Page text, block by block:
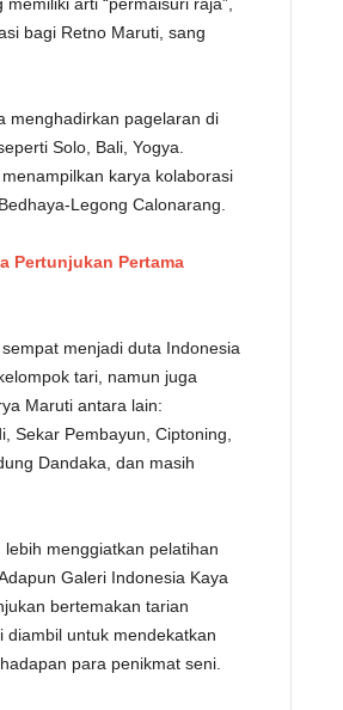
bagi Retno Maruti, sang
menghadirkan pagelaran di
Solo, Bali, Yogya.
karya kolaborasi
Legong Calonarang.
Pertunjukan Pertama
menjadi duta Indonesia
tari, namun juga
Maruti antara lain:
Sekar Pembayun, Ciptoning,
Dandaka, dan masih
menggiatkan pelatihan
Galeri Indonesia Kaya
bertemakan tarian
untuk mendekatkan
para penikmat seni.